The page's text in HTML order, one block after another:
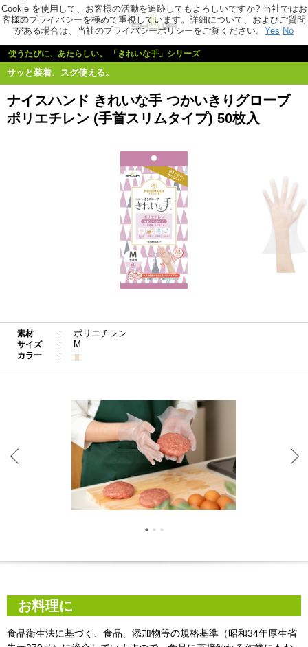
使うたびに、あたらしい。 「きれいな手」シリーズ
サッと装着、スグ使える。
ナイスハンド きれいな手 つかいきりグローブ
ポリエチレン (手首スリムタイプ) 50枚入
素材 ポリエチレン
サイズ M
カラー
お料理に
食品衛生法に基づく、食品、添加物等の規格基準（昭和34年厚生省
Cookie を使用して、お客様の活動を追跡してもよろしいですか? 当社ではお
客様のプライバシーを極めて重視しています。詳細について、およびご質問
がある場合は、当社のプライバシーポリシーをご覧ください。 Yes No